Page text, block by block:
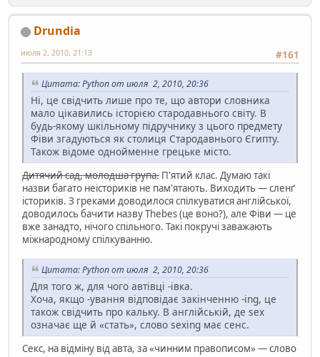
Drundia
#161
июля 2, 2010, 21:13
Цитата: Python от июля 2, 2010, 20:36
Ні, це свідчить лише про те, що автори словника
мало цікавились історією стародавнього світу. В
будь-якому шкільному підручнику з цього предмету
Фіви згадуються як столиця Стародавнього Єгипту.
Також відоме однойменне грецьке місто.
Дитячий сад, молодша група. П'ятий клас. Думаю такі
назви багато неісториків не пам'ятають. Виходить — сленґ
істориків. З греками доводилося спілкуватися англійської,
доводилось бачити назву Thebes (це воно?), але Фіви — це
вже занадто, нічого спільного. Такі покручі заважають
міжнародному спілкуванню.
Цитата: Python от июля 2, 2010, 20:36
Для того ж, для чого автівці -івка.
Хоча, якщо -ування відповідає закінченню -ing, це
також свідчить про кальку. В англійській, де sex
означає ще й «стать», слово sexing має сенс.
Секс, на відміну від авта, за «чинним правописом» — слово